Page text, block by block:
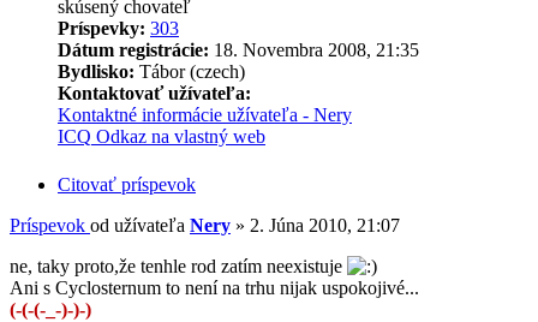
skúsený chovateľ
Príspevky: 303
Dátum registrácie: 18. Novembra 2008, 21:35
Bydlisko: Tábor (czech)
Kontaktovať užívateľa:
Kontaktné informácie užívateľa - Nery
ICQ Odkaz na vlastný web
Citovať príspevok
Príspevok od užívateľa Nery » 2. Júna 2010, 21:07
ne, taky proto,že tenhle rod zatím neexistuje
Ani s Cyclosternum to není na trhu nijak uspokojivé...
(-(-(-_-)-)-)